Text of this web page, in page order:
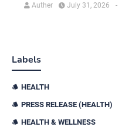
Auther -
July 31, 2026
Labels
HEALTH
PRESS RELEASE (HEALTH)
HEALTH & WELLNESS